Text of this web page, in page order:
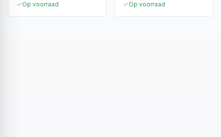
Op voorraad Op voorraad